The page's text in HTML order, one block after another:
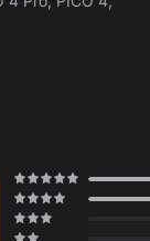
与驾驶能力 • 喜
车与复杂路线驾驶 在安全的虚
。